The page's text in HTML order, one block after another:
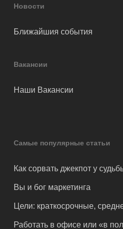
Новости
Ближайшия события
Вакансии
Наши Вакансии
Самые популярные статьи
Как сорвать джекпот у
Вы и бог маркетинга
Цели: краткосрочные,
Работать в офисе или «в